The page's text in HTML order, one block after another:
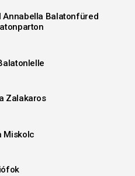
Annabella Balatonfüred
Zalakaros
Miskolc